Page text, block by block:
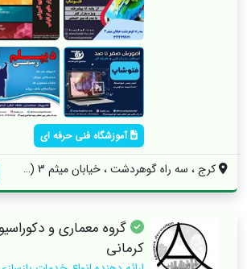
آموزشگاه فنی حرفه ای
کرج ، سه راه گوهردشت ، خیابان میثم 3 (شه...
گروه معماری و
کرمانی